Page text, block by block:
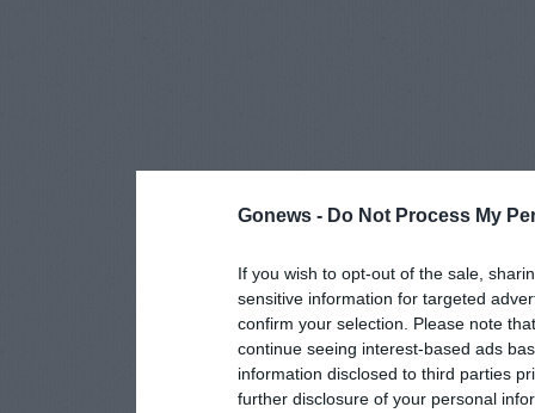
Gonews - Do Not Process My
If you wish to opt-out of the sale,
sensitive information for targeted
confirm your selection. Please note
continue seeing interest-based ads
information disclosed to third parties
further disclosure of your personal